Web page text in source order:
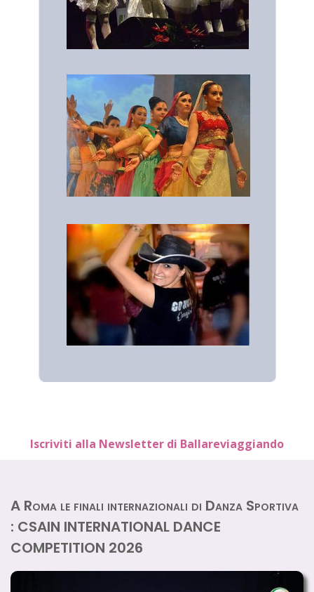
Iscriviti alla Newsletter di Ballareviaggiando
A Roma le finali internazionali di Danza Sportiva
: CSAIN INTERNATIONAL DANCE
COMPETITION 2026